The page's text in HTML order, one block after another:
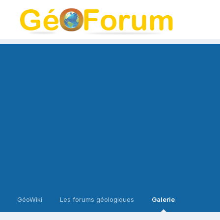
GéoWiki Les forums géologiques Galerie